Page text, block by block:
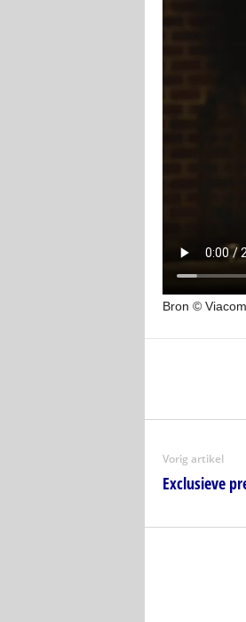
Bron ©
Vorig artikel
Exclusieve